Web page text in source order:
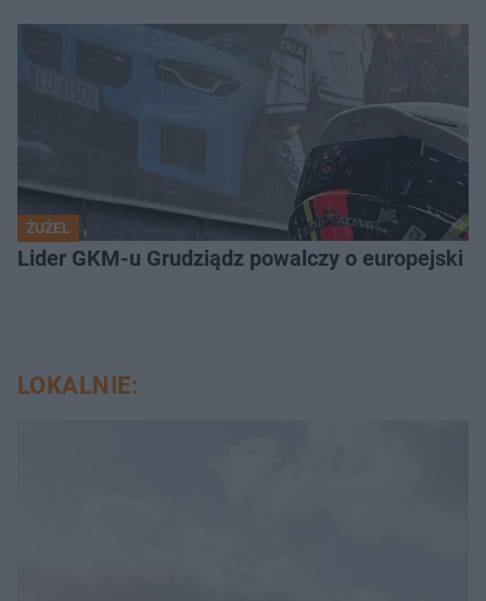
ŻUŻEL
Lider GKM-u Grudziądz powalczy o europejski
LOKALNIE: